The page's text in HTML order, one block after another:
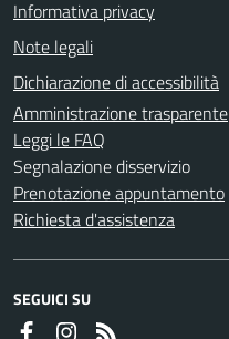
Informativa privacy
Note legali
Dichiarazione di accessibilità
Amministrazione trasparente
Leggi le FAQ
Segnalazione disservizio
Prenotazione appuntamento
Richiesta d'assistenza
SEGUICI SU